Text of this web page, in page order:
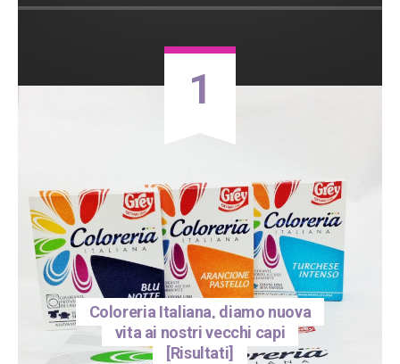
1
Coloreria Italiana, diamo nuova
vita ai nostri vecchi capi
[Risultati]